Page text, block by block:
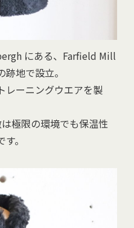
にある、Farfield Mill
地で設立。
レーニングウエアを製
極限の環境でも保温性
。